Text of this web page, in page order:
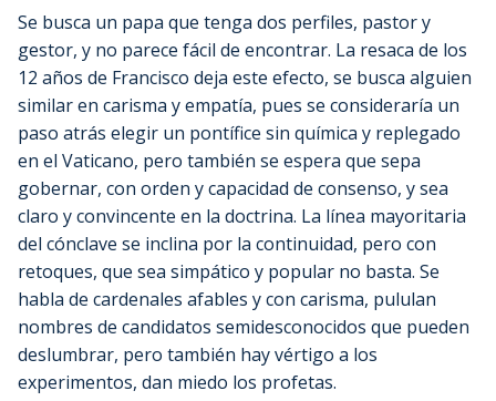
Se busca un papa que tenga dos perfiles, pastor y
gestor, y no parece fácil de encontrar. La resaca de los
12 años de Francisco deja este efecto, se busca alguien
similar en carisma y empatía, pues se consideraría un
paso atrás elegir un pontífice sin química y replegado
en el Vaticano, pero también se espera que sepa
gobernar, con orden y capacidad de consenso, y sea
claro y convincente en la doctrina. La línea mayoritaria
del cónclave se inclina por la continuidad, pero con
retoques, que sea simpático y popular no basta. Se
habla de cardenales afables y con carisma, pululan
nombres de candidatos semidesconocidos que pueden
deslumbrar, pero también hay vértigo a los
experimentos, dan miedo los profetas.